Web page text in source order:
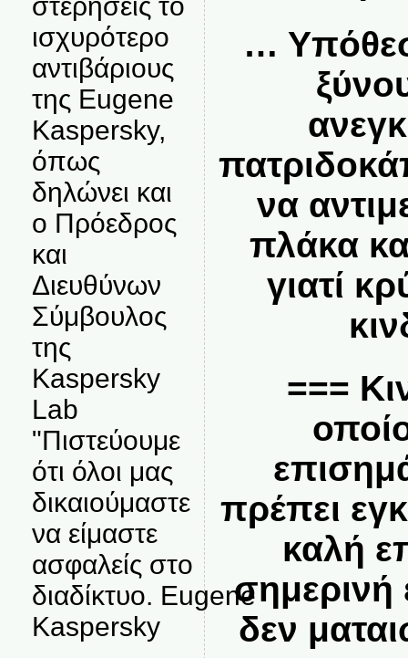
ισχυρότερο
αντιβάριους
της Eugene
Kaspersky,
όπως
δηλώνει και
ο Πρόεδρος
και
Διευθύνων
Σύμβουλος
της
Kaspersky
Lab
"Πιστεύουμε
ότι όλοι μας
δικαιούμαστε
να είμαστε
ασφαλείς στο
διαδίκτυο. Eugene
Kaspersky
…
να
πλάκα
γιατί
===
πρέπει
καλή
δεν